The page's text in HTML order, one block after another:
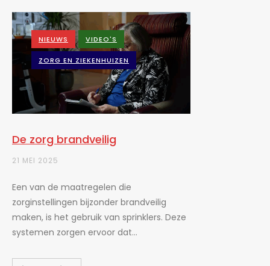
NIEUWS VIDEO'S
ZORG EN ZIEKENHUIZEN
De zorg brandveilig
21 MEI 2025
Een van de maatregelen die
zorginstellingen bijzonder brandveilig
maken, is het gebruik van sprinklers. Deze
systemen zorgen ervoor dat...